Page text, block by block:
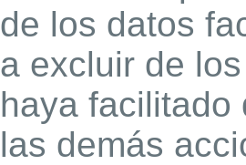
de los datos
a excluir de
haya facilitado
las demás